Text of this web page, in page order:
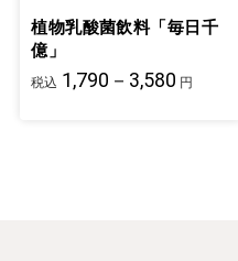
植物乳酸菌飲料「毎日千
億」
税込 1,790－3,580 円